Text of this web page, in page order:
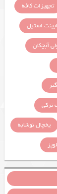
تجهیزات کافه
استیل
آبچکان
ترکی
یخچال نوشابه